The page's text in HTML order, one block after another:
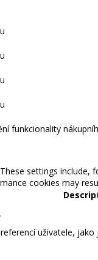
funkcionality
settings include,
cookies may
uživatele,